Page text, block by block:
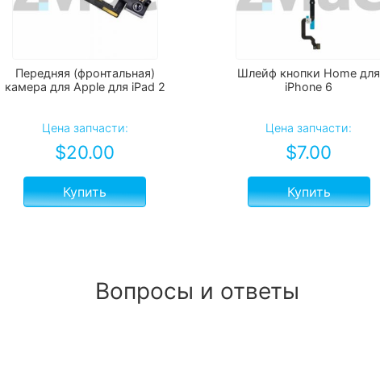
Передняя (фронтальная)
камера для Apple для iPad 2
Цена запчасти:
$20.00
Купить
Шлейф кнопки Home для
iPhone 6
Цена запчасти:
$7.00
Купить
Вопросы и ответы